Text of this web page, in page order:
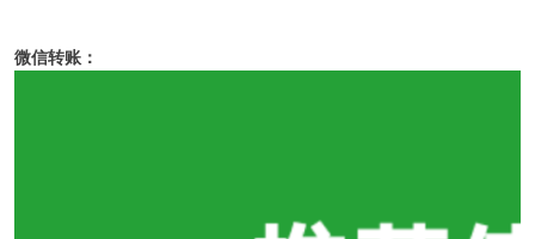
微信转账：